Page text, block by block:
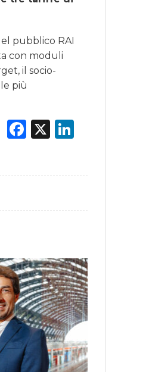
pubblico RAI
con moduli
il socio-
più
Facebook
X LinkedIn